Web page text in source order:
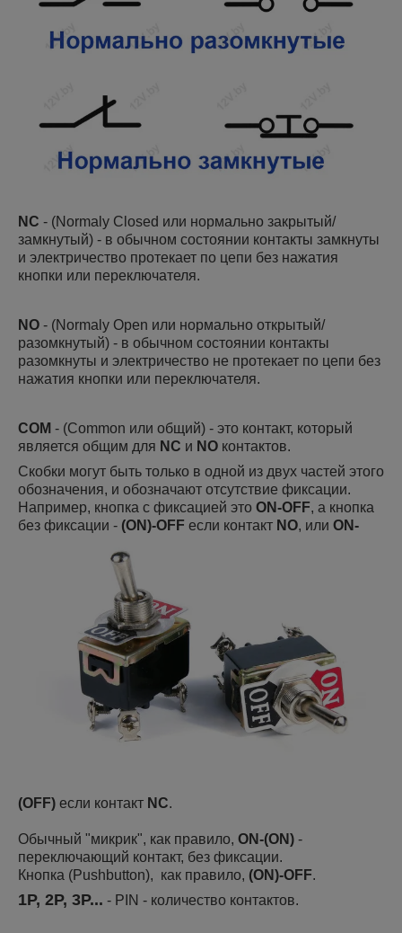
NC - (Normaly Closed или нормально закрытый/
замкнутый) - в обычном состоянии контакты замкнуты
и электричество протекает по цепи без нажатия
кнопки или переключателя.
NO - (Normaly Open или нормально открытый/
разомкнутый) - в обычном состоянии контакты
разомкнуты и электричество не протекает по цепи без
нажатия кнопки или переключателя.
COM - (Common или общий) - это контакт, который
является общим для NC и NO контактов.
Скобки могут быть только в одной из двух частей этого
обозначения, и обозначают отсутствие фиксации.
Например, кнопка с фиксацией это ON-OFF, а кнопка
без фиксации - (ON)-OFF если контакт NO, или ON-
(OFF) если контакт NC.
Обычный "микрик", как правило, ON-(ON) -
переключающий контакт, без фиксации.
Кнопка (Pushbutton), как правило, (ON)-OFF.
1P, 2P, 3P... - PIN - количество контактов.